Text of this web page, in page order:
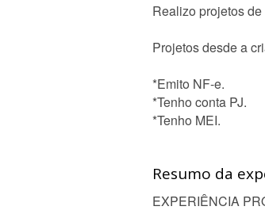
Realizo projetos
Projetos desde a
*Emito NF-e.
*Tenho conta PJ.
*Tenho MEI.
Resumo da
EXPERIÊNCIA